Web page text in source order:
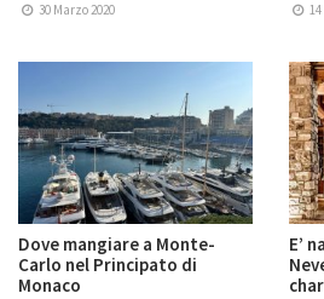
30 Marzo 2020
Dove mangiare a Monte-
Carlo nel Principato di
Monaco
E’